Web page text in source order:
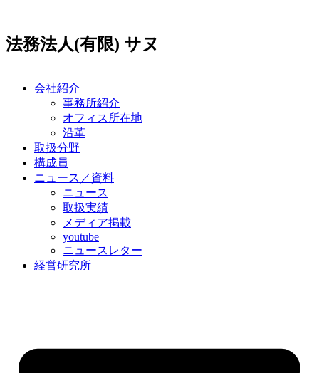
テ
法務法人(有限) サヌ
会社紹介
事務所紹介
オフィス所在地
沿革
取扱分野
構成員
ニュース／資料
ニュース
取扱実績
メディア掲載
youtube
ニュースレター
経営研究所